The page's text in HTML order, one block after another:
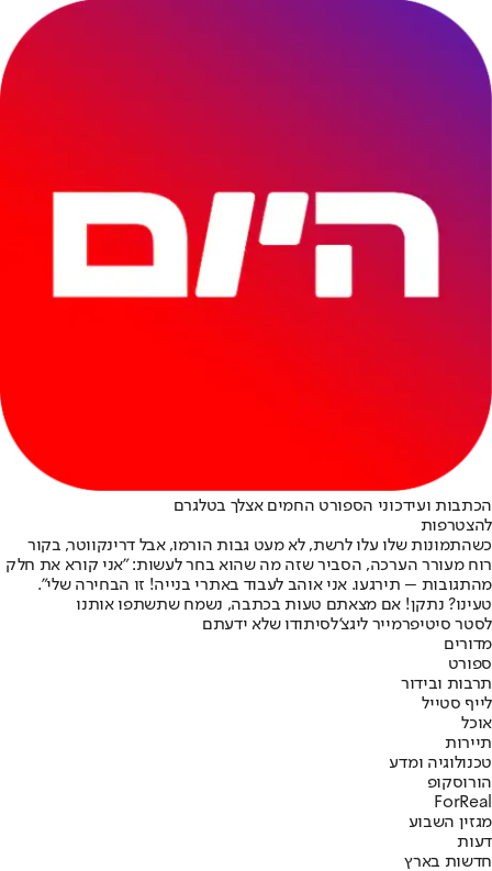
הכתבות ועידכוני הספורט החמים אצלך בטלגרם
להצטרפות
כשהתמונות שלו עלו לרשת, לא מעט גבות הורמו, אבל דרינקווטר, בקור
רוח מעורר הערכה, הסביר שזה מה שהוא בחר לעשות: "אני קורא את חלק
מהתגובות – תירגעו. אני אוהב לעבוד באתרי בנייה! זו הבחירה שלי".
טעינו? נתקן! אם מצאתם טעות בכתבה, נשמח שתשתפו אותנו
לסטר סיטיפרמייר ליגצ'לסיתודו שלא ידעתם
מדורים
ספורט
תרבות ובידור
לייף סטייל
אוכל
תיירות
טכנולוגיה ומדע
הורוסקופ
ForReal
מגזין השבוע
דעות
חדשות בארץ